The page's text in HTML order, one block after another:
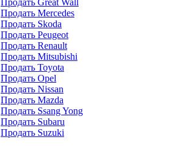
Продать Great Wall
Продать Mercedes
Продать Skoda
Продать Peugeot
Продать Renault
Продать Mitsubishi
Продать Toyota
Продать Opel
Продать Nissan
Продать Mazda
Продать Ssang Yong
Продать Subaru
Продать Suzuki